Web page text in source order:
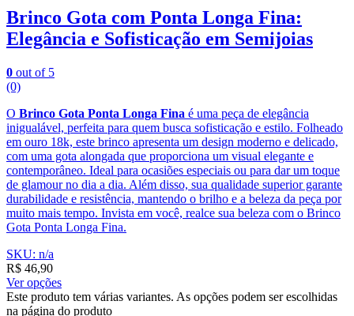
Brinco Gota com Ponta Longa Fina:
Elegância e Sofisticação em Semijoias
0 out of 5
(0)
O Brinco Gota Ponta Longa Fina é uma peça de elegância
inigualável, perfeita para quem busca sofisticação e estilo. Folheado
em ouro 18k, este brinco apresenta um design moderno e delicado,
com uma gota alongada que proporciona um visual elegante e
contemporâneo. Ideal para ocasiões especiais ou para dar um toque
de glamour no dia a dia. Além disso, sua qualidade superior garante
durabilidade e resistência, mantendo o brilho e a beleza da peça por
muito mais tempo. Invista em você, realce sua beleza com o Brinco
Gota Ponta Longa Fina.
SKU: n/a
R$ 46,90
Ver opções
Este produto tem várias variantes. As opções podem ser escolhidas
na página do produto